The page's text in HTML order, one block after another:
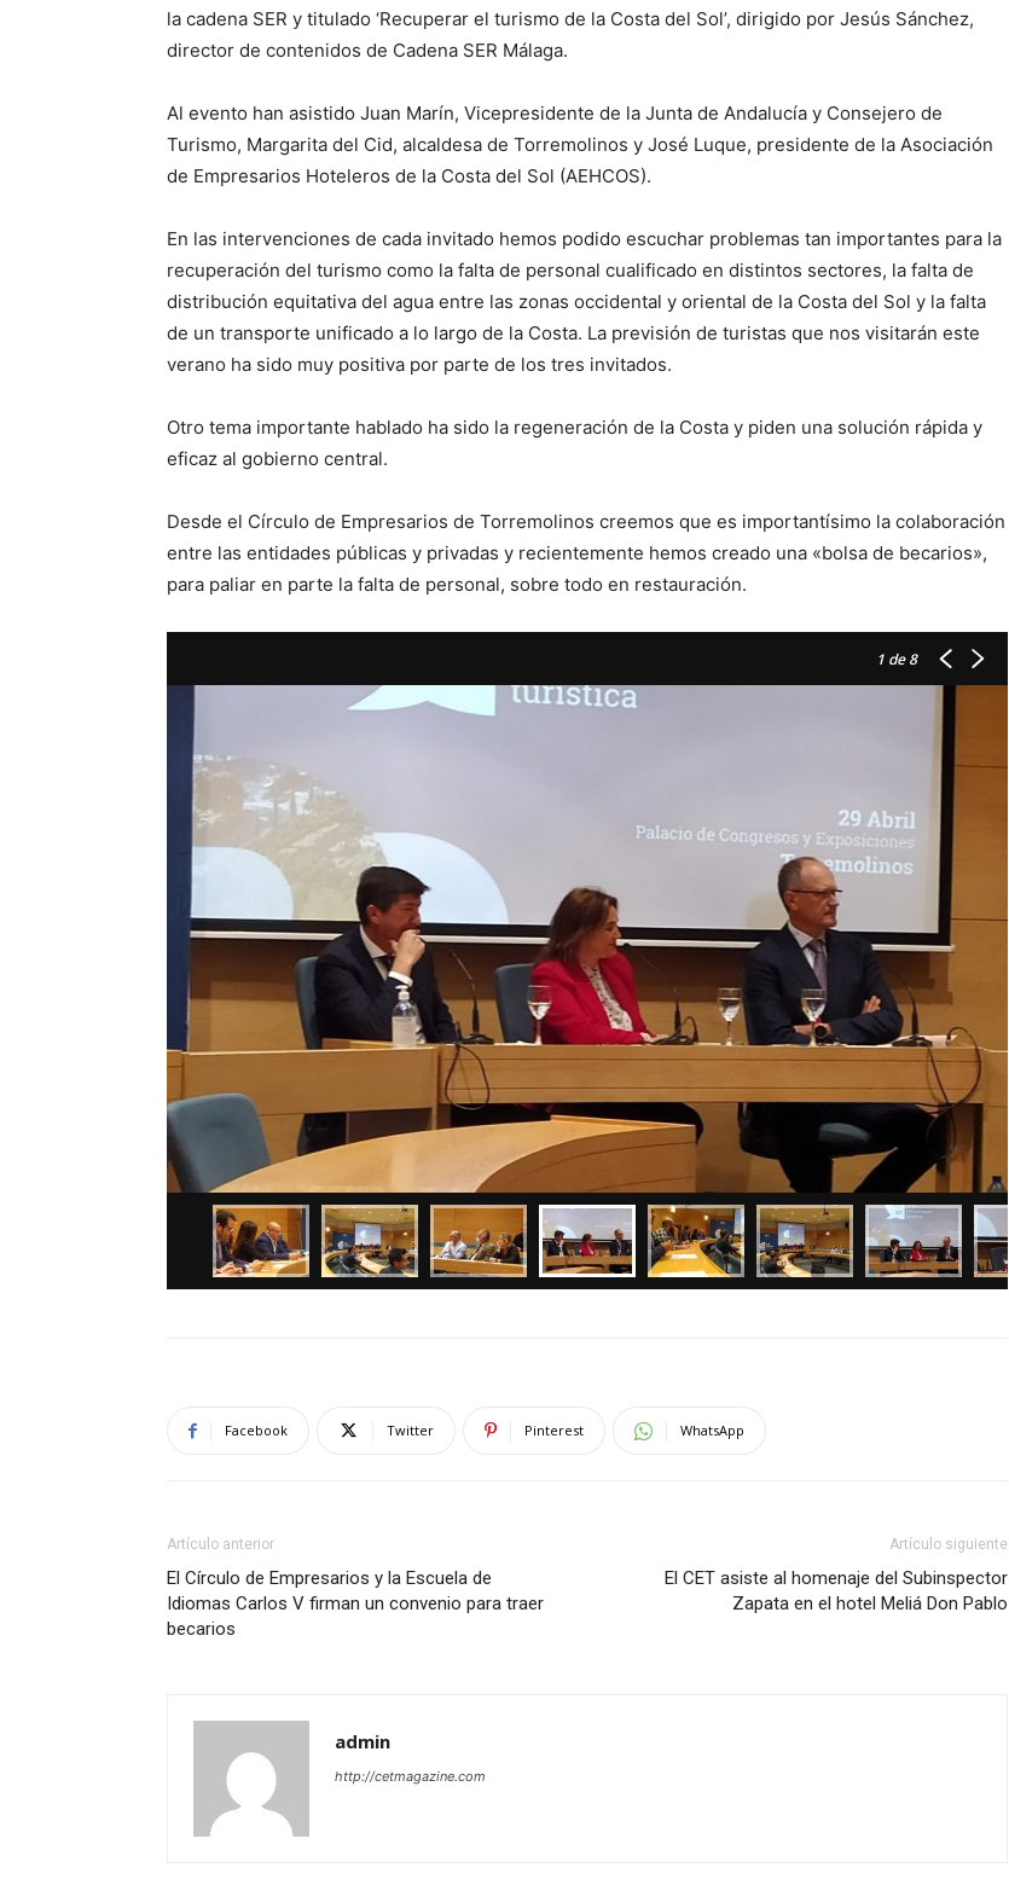
la cadena SER y titulado ‘Recuperar el turismo de la Costa del Sol’, dirigido por Jesús Sánchez,
director de contenidos de Cadena SER Málaga.
Al evento han asistido Juan Marín, Vicepresidente de la Junta de Andalucía y Consejero de
Turismo, Margarita del Cid, alcaldesa de Torremolinos y José Luque, presidente de la Asociación
de Empresarios Hoteleros de la Costa del Sol (AEHCOS).
En las intervenciones de cada invitado hemos podido escuchar problemas tan importantes para la
recuperación del turismo como la falta de personal cualificado en distintos sectores, la falta de
distribución equitativa del agua entre las zonas occidental y oriental de la Costa del Sol y la falta
de un transporte unificado a lo largo de la Costa. La previsión de turistas que nos visitarán este
verano ha sido muy positiva por parte de los tres invitados.
Otro tema importante hablado ha sido la regeneración de la Costa y piden una solución rápida y
eficaz al gobierno central.
Desde el Círculo de Empresarios de Torremolinos creemos que es importantísimo la colaboración
entre las entidades públicas y privadas y recientemente hemos creado una «bolsa de becarios»,
para paliar en parte la falta de personal, sobre todo en restauración.
1 de 8
Facebook Twitter Pinterest WhatsApp
Artículo anterior
El Círculo de Empresarios y la Escuela de
Idiomas Carlos V firman un convenio para traer
becarios
Artículo siguiente
El CET asiste al homenaje del Subinspector
Zapata en el hotel Meliá Don Pablo
admin
http://cetmagazine.com